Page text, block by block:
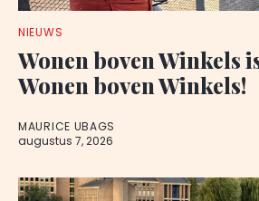
NIEUWS
Wonen boven Winkels
Wonen boven Winkels!
MAURICE UBAGS
augustus 7, 2026